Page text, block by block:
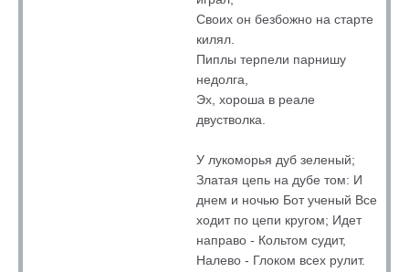
Своих он безбожно на старте
килял.
Пиплы терпели парнишу
недолгa,
Эх, хороша в реале
двустволка.
У лукоморья дуб зеленый;
Златая цепь на дубе том: И
днем и ночью Бот ученый Все
ходит по цепи кругом; Идет
направо - Кольтом судит,
Налево - Глоком всех рулит.